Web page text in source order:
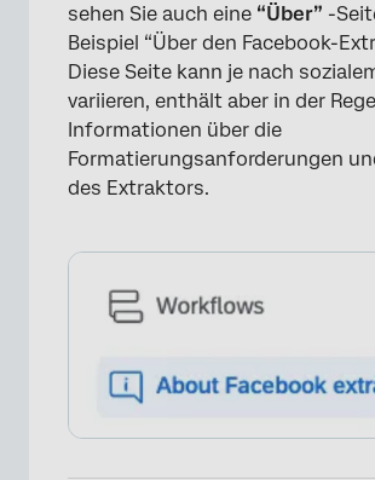
sehen Sie auch eine “Über” -
Beispiel “Über den Facebook-
Diese Seite kann je nach
variieren, enthält aber in der
Informationen über die
Formatierungsanforderungen
des Extraktors.